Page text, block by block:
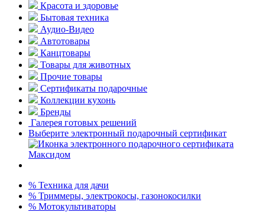
Красота и здоровье
Бытовая техника
Аудио-Видео
Автотовары
Канцтовары
Товары для животных
Прочие товары
Сертификаты подарочные
Коллекции кухонь
Бренды
Галерея готовых решений
Выберите электронный подарочный сертификат
% Техника для дачи
% Триммеры, электрокосы, газонокосилки
% Мотокультиваторы